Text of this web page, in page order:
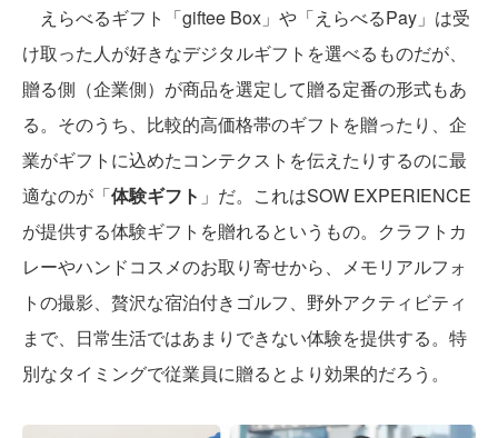
えらべるギフト「giftee Box」や「えらべるPay」は受
け取った人が好きなデジタルギフトを選べるものだが、
贈る側（企業側）が商品を選定して贈る定番の形式もあ
る。そのうち、比較的高価格帯のギフトを贈ったり、企
業がギフトに込めたコンテクストを伝えたりするのに最
適なのが「体験ギフト 」だ。これはSOW EXPERIENCE
が提供する体験ギフトを贈れるというもの。クラフトカ
レーやハンドコスメのお取り寄せから、メモリアルフォ
トの撮影、贅沢な宿泊付きゴルフ、野外アクティビティ
まで、日常生活ではあまりできない体験を提供する。特
別なタイミングで従業員に贈るとより効果的だろう。